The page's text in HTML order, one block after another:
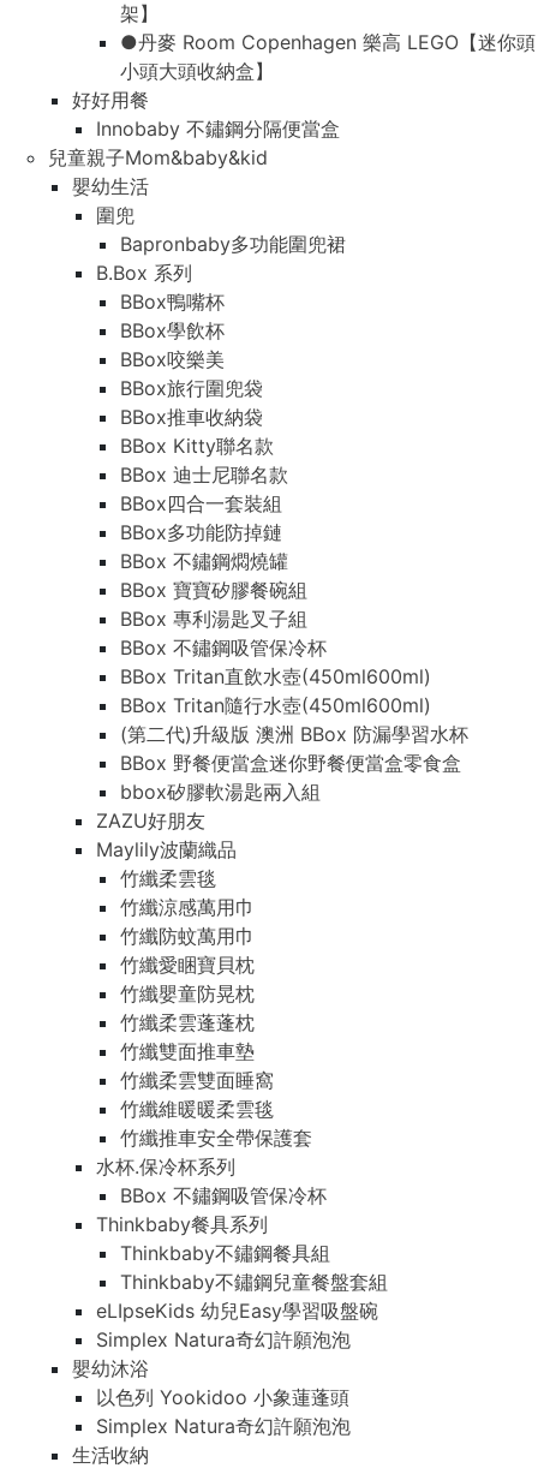
架】
●丹麥 Room Copenhagen 樂高 LEGO【迷你頭
小頭大頭收納盒】
好好用餐
Innobaby 不鏽鋼分隔便當盒
兒童親子Mom&baby&kid
嬰幼生活
圍兜
Bapronbaby多功能圍兜裙
B.Box 系列
BBox鴨嘴杯
BBox學飲杯
BBox咬樂美
BBox旅行圍兜袋
BBox推車收納袋
BBox Kitty聯名款
BBox 迪士尼聯名款
BBox四合一套裝組
BBox多功能防掉鏈
BBox 不鏽鋼燜燒罐
BBox 寶寶矽膠餐碗組
BBox 專利湯匙叉子組
BBox 不鏽鋼吸管保冷杯
BBox Tritan直飲水壺(450ml600ml)
BBox Tritan隨行水壺(450ml600ml)
(第二代)升級版 澳洲 BBox 防漏學習水杯
BBox 野餐便當盒迷你野餐便當盒零食盒
bbox矽膠軟湯匙兩入組
ZAZU好朋友
Maylily波蘭織品
竹纖柔雲毯
竹纖涼感萬用巾
竹纖防蚊萬用巾
竹纖愛睏寶貝枕
竹纖嬰童防晃枕
竹纖柔雲蓬蓬枕
竹纖雙面推車墊
竹纖柔雲雙面睡窩
竹纖維暖暖柔雲毯
竹纖推車安全帶保護套
水杯.保冷杯系列
BBox 不鏽鋼吸管保冷杯
Thinkbaby餐具系列
Thinkbaby不鏽鋼餐具組
Thinkbaby不鏽鋼兒童餐盤套組
eLIpseKids 幼兒Easy學習吸盤碗
Simplex Natura奇幻許願泡泡
嬰幼沐浴
以色列 Yookidoo 小象蓮蓬頭
Simplex Natura奇幻許願泡泡
生活收納